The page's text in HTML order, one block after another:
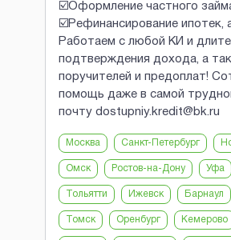
☑️Оформление частного
☑️Рефинансирование ипотек,
Работаем с любой КИ и
подтверждения дохода, а
поручителей и предоплат!
помощь даже в самой
почту dostupniy.kredit@bk.ru
Москва Санкт-Петербург
Омск Ростов-на-Дону Уфа
Тольятти Ижевск Барнаул
Томск Оренбург Кемерово